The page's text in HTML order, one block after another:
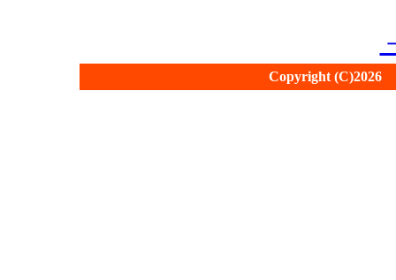
Copyright (C)2026